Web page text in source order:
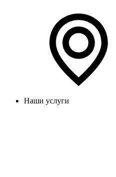
Наши услуги